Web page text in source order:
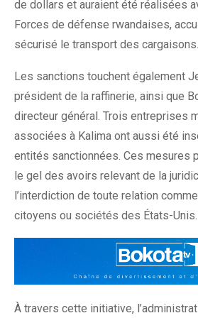
de dollars et auraient été réalisées
Forces de défense rwandaises,
sécurisé le transport des cargaisons.
Les sanctions touchent également
président de la raffinerie, ainsi que
directeur général. Trois entreprises
associées à Kalima ont aussi été
entités sanctionnées. Ces mesures
le gel des avoirs relevant de la
l’interdiction de toute relation
citoyens ou sociétés des États-Unis.
À travers cette initiative,